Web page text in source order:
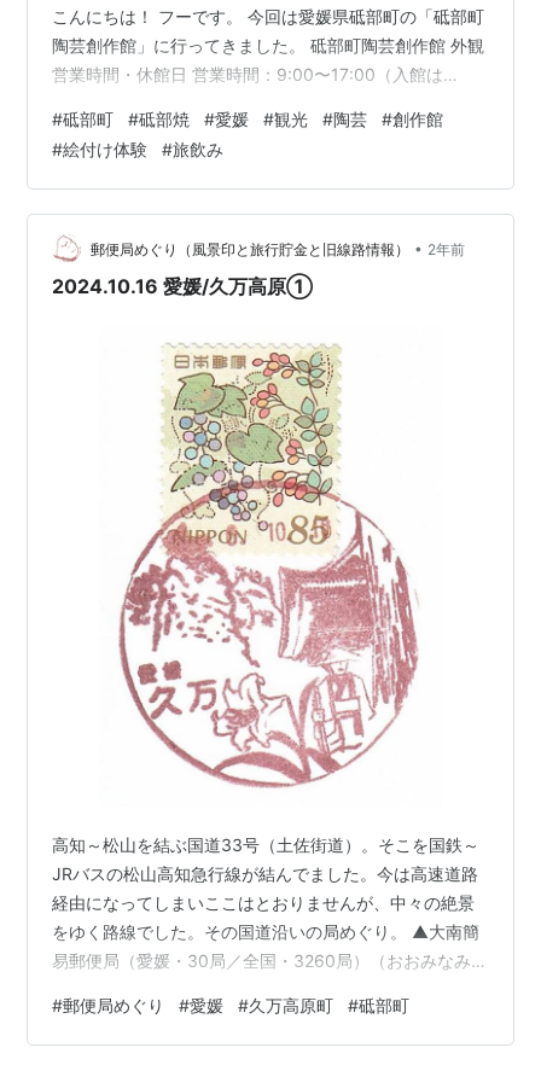
こんにちは！ フーです。 今回は愛媛県砥部町の「砥部町
陶芸創作館」に行ってきました。 砥部町陶芸創作館 外観
営業時間・休館日 営業時間：9:00〜17:00（入館は
月29日から翌年1月3日 料金 絵付け体験：300円〜 手び
ねり体験（要予約）：2,000円/人〜 ろくろ体験（要予
約）：2,000円/人〜 アクセス 愛媛県伊予郡砥部町五本松
82 駐車場 有（無料） 約30台 TEL 089−962−6145 ホー
ムペー…
#砥部町 #砥部焼 #愛媛 #観光 #陶芸 #創作館
#絵付け体験 #旅飲み
郵便局めぐり（風景印と旅行貯金と旧線路情報） • 2年前
2024.10.16 愛媛/久万高原①
高知～松山を結ぶ国道33号（土佐街道）。そこを国鉄～
JRバスの松山高知急行線が結んでました。今は高速道路
経由になってしまいここはとおりませんが、中々の絶景
をゆく路線でした。その国道沿いの局めぐり。 ▲大南簡
易郵便局（愛媛・30局／全国・3260局）（おおみなみ）
転し現在地に。丸ポストは一緒に持って来たのでしょう
か。 国道33号から379号旧道へ入ってちょっと行ったあ
#郵便局めぐり #愛媛 #久万高原町 #砥部町